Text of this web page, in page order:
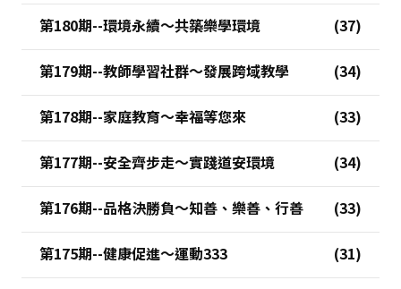
第180期--環境永續～共築樂學環境
第179期--教師學習社群～發展跨域教學
第178期--家庭教育～幸福等您來
第177期--安全齊步走～實踐道安環境
第176期--品格決勝負～知善、樂善、行善
第175期--健康促進～運動333